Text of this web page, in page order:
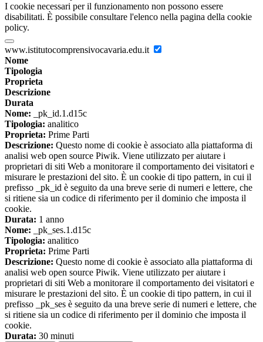
I cookie necessari per il funzionamento non possono essere
disabilitati. È possibile consultare l'elenco nella pagina della cookie
policy.
www.istitutocomprensivocavaria.edu.it
Nome
Tipologia
Proprieta
Descrizione
Durata
Nome: _pk_id.1.d15c
Tipologia: analitico
Proprieta: Prime Parti
Descrizione: Questo nome di cookie è associato alla piattaforma di
analisi web open source Piwik. Viene utilizzato per aiutare i
proprietari di siti Web a monitorare il comportamento dei visitatori e
misurare le prestazioni del sito. È un cookie di tipo pattern, in cui il
prefisso _pk_id è seguito da una breve serie di numeri e lettere, che
si ritiene sia un codice di riferimento per il dominio che imposta il
cookie.
Durata: 1 anno
Nome: _pk_ses.1.d15c
Tipologia: analitico
Proprieta: Prime Parti
Descrizione: Questo nome di cookie è associato alla piattaforma di
analisi web open source Piwik. Viene utilizzato per aiutare i
proprietari di siti Web a monitorare il comportamento dei visitatori e
misurare le prestazioni del sito. È un cookie di tipo pattern, in cui il
prefisso _pk_ses è seguito da una breve serie di numeri e lettere, che
si ritiene sia un codice di riferimento per il dominio che imposta il
cookie.
Durata: 30 minuti